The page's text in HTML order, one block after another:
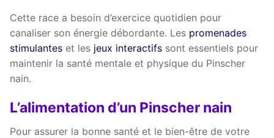
Cette race a besoin d’exercice quotidien pour
canaliser son énergie débordante. Les promenades
stimulantes et les jeux interactifs sont essentiels pour
maintenir la santé mentale et physique du Pinscher
nain.
L’alimentation d’un Pinscher nain
Pour assurer la bonne santé et le bien-être de votre